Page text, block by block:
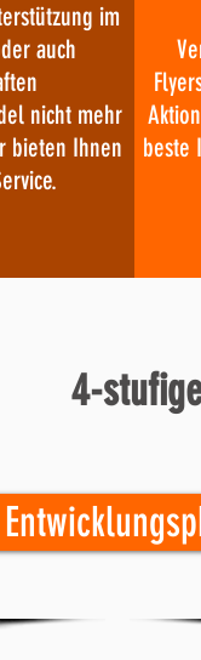
im
auch
nicht mehr
bieten Ihnen
beste
4-